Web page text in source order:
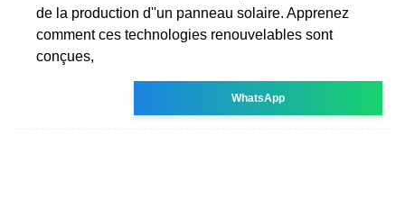
de la production d''un panneau solaire. Apprenez
comment ces technologies renouvelables sont
conçues,
WhatsApp